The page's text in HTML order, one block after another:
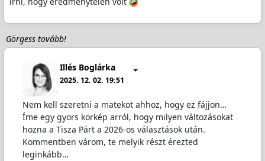
Görgess tovább!
Illés Boglárka
2025. 12. 02. 19:51
Nem kell szeretni a matekot ahhoz, hogy ez fájjon…
Íme egy gyors körkép arról, hogy milyen változásokat
hozna a Tisza Párt a 2026-os választások után.
Kommentben várom, te melyik részt érezted
leginkább…